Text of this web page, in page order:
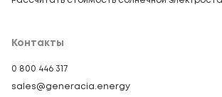
Контакты
0 800 446 317
sales@generacia.energy